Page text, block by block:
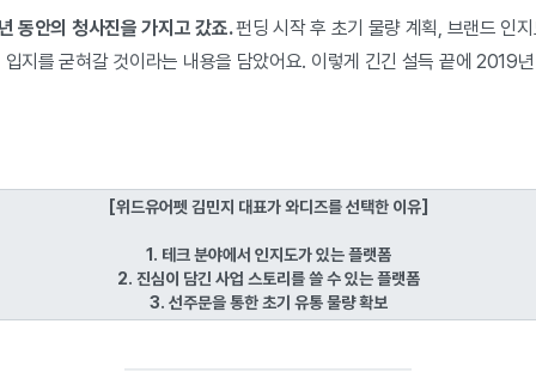
동안의 청사진을 가지고 갔죠.펀딩 시작 후 초기 물량 계획, 브랜드 인
지를 굳혀갈 것이라는 내용을 담았어요. 이렇게 긴긴 설득 끝에 2019
[위드유어펫 김민지 대표가 와디즈를 선택한 이유]
1. 테크 분야에서 인지도가 있는 플랫폼
2. 진심이 담긴 사업 스토리를 쓸 수 있는 플랫폼
3. 선주문을 통한 초기 유통 물량 확보